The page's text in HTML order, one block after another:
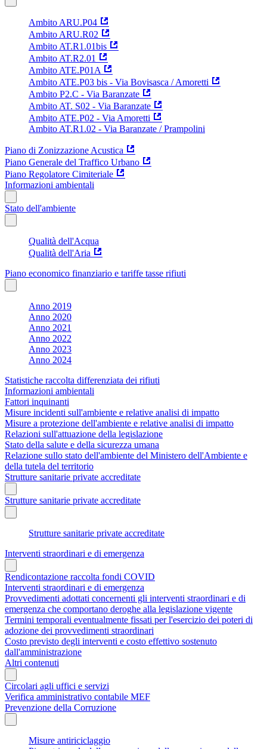
Ambito ARU.P04
Ambito ARU.R02
Ambito AT.R1.01bis
Ambito AT.R2.01
Ambito ATE.P01A
Ambito ATE.P03 bis - Via Bovisasca / Amoretti
Ambito P2.C - Via Baranzate
Ambito AT. S02 - Via Baranzate
Ambito ATE.P02 - Via Amoretti
Ambito AT.R1.02 - Via Baranzate / Prampolini
Piano di Zonizzazione Acustica
Piano Generale del Traffico Urbano
Piano Regolatore Cimiteriale
Informazioni ambientali
Stato dell'ambiente
Qualità dell'Acqua
Qualità dell'Aria
Piano economico finanziario e tariffe tasse rifiuti
Anno 2019
Anno 2020
Anno 2021
Anno 2022
Anno 2023
Anno 2024
Statistiche raccolta differenziata dei rifiuti
Informazioni ambientali
Fattori inquinanti
Misure incidenti sull'ambiente e relative analisi di impatto
Misure a protezione dell'ambiente e relative analisi di impatto
Relazioni sull'attuazione della legislazione
Stato della salute e della sicurezza umana
Relazione sullo stato dell'ambiente del Ministero dell'Ambiente e
della tutela del territorio
Strutture sanitarie private accreditate
Strutture sanitarie private accreditate
Strutture sanitarie private accreditate
Interventi straordinari e di emergenza
Rendicontazione raccolta fondi COVID
Interventi straordinari e di emergenza
Provvedimenti adottati concernenti gli interventi straordinari e di
emergenza che comportano deroghe alla legislazione vigente
Termini temporali eventualmente fissati per l'esercizio dei poteri di
adozione dei provvedimenti straordinari
Costo previsto degli interventi e costo effettivo sostenuto
dall'amministrazione
Altri contenuti
Circolari agli uffici e servizi
Verifica amministrativo contabile MEF
Prevenzione della Corruzione
Misure antiriciclaggio